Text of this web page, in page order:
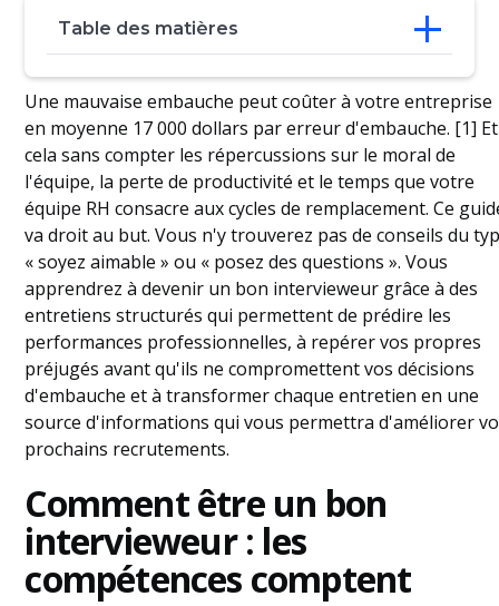
Table des matières
Comment être un bon intervieweur : les
compétences comptent
Préparation : la phase que la plupart des
gens négligent
Comment mener un entretien : le cadre
en 5 étapes
Ressource essentielle : Le formulaire
d'évaluation
Les signes d'un mauvais intervieweur
Conclusion : Maîtrisez l'art d'être un bon
intervieweur
Questions fréquemment posées
Une mauvaise embauche peut coûter à votre entreprise
en moyenne 17 000 dollars par erreur d'embauche. [1] Et
cela sans compter les répercussions sur le moral de
l'équipe, la perte de productivité et le temps que votre
équipe RH consacre aux cycles de remplacement. Ce
va droit au but. Vous n'y trouverez pas de conseils du
« soyez aimable » ou « posez des questions ». Vous
apprendrez à devenir un bon intervieweur grâce à des
entretiens structurés qui permettent de prédire les
performances professionnelles, à repérer vos propres
préjugés avant qu'ils ne compromettent vos décisions
d'embauche et à transformer chaque entretien en une
source d'informations qui vous permettra d'améliorer
prochains recrutements.
Comment être un bon
intervieweur : les
compétences comptent